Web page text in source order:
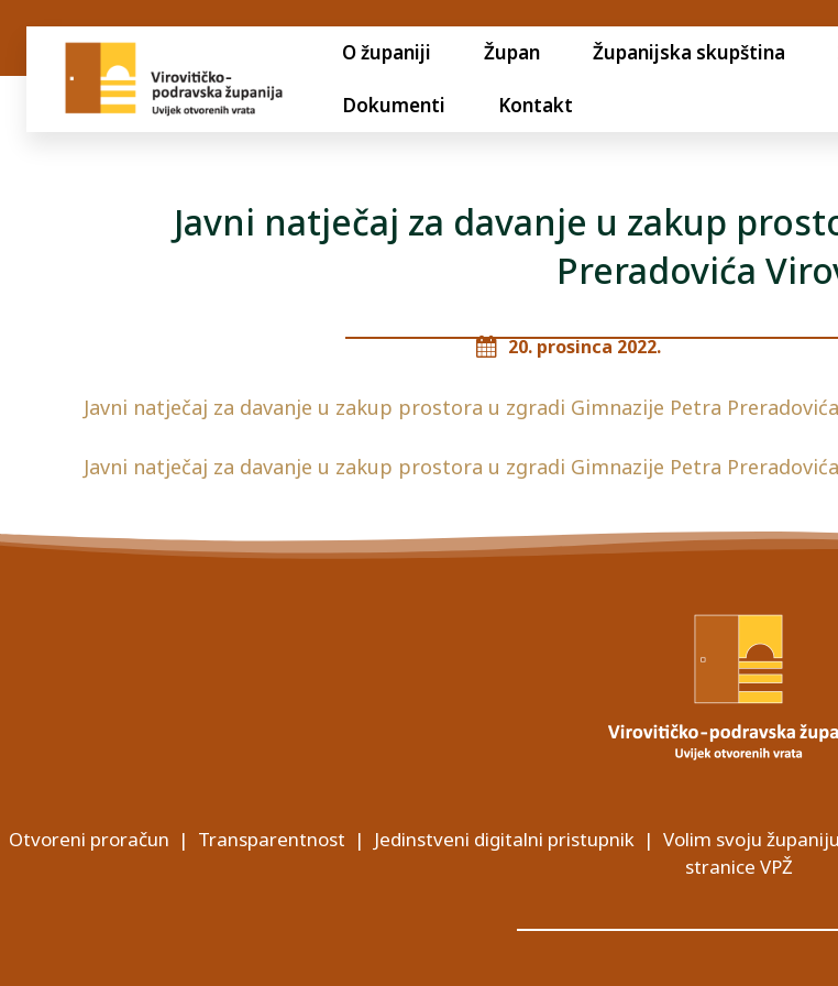
O županiji Župan Županijska skupština
Dokumenti Kontakt
Javni natječaj za davanje u zakup
Preradovića
20. prosinca 2022.
Javni natječaj za davanje u zakup prostora u zgradi Gimnazije Petra
Javni natječaj za davanje u zakup prostora u zgradi Gimnazije Petra
Otvoreni proračun | Transparentnost | Jedinstveni digitalni pristupnik| Volim svoju županiju
stranice VPŽ